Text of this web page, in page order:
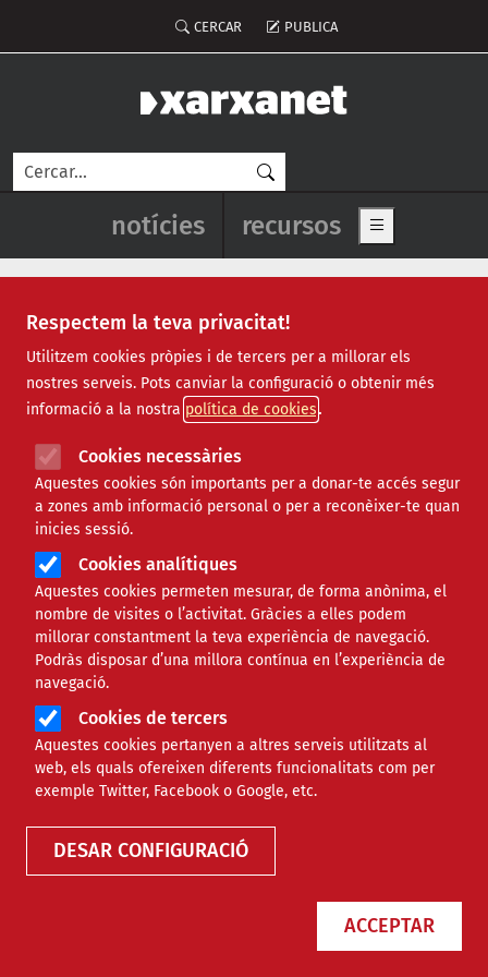
Respectem la teva privacitat!
Utilitzem cookies pròpies i de tercers per a millorar els
nostres serveis. Pots canviar la configuració o obtenir més
informació a la nostra política de cookies
Cookies necessàries
Aquestes cookies són importants per a donar-te accés segur
a zones amb informació personal o per a reconèixer-te quan
inicies sessió.
Cookies analítiques
Aquestes cookies permeten mesurar, de forma anònima, el
nombre de visites o l’activitat. Gràcies a elles podem
millorar constantment la teva experiència de navegació.
Podràs disposar d’una millora contínua en l’experiència de
navegació.
Cookies de tercers
Aquestes cookies pertanyen a altres serveis utilitzats al
web, els quals ofereixen diferents funcionalitats com per
exemple Twitter, Facebook o Google, etc.
DESAR CONFIGURACIÓ
ACCEPTAR
Menú del compte d'usuari
CERCAR PUBLICA
Cerca
Navegació principal de
notícies recursos Show main
aplicació mòbil
Barcelona impulsa l’APP Barcelona
Social per facilitar l’accés als
serveis socials a prop de 94.000
persones
NOTÍCIES COMUNITARI